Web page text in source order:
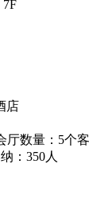
店
厅数量：5个
：350人